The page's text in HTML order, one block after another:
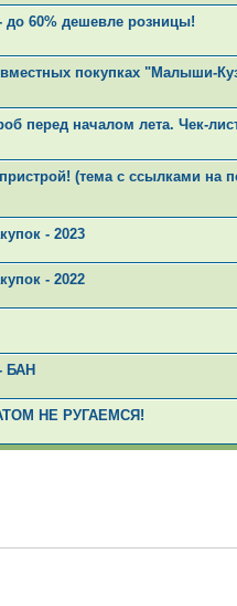
до 60% дешевле розницы!
покупках "Малыши-
перед началом лета. Чек-
(тема с ссылками на
- 2023
- 2022
БАН
НЕ РУГАЕМСЯ!